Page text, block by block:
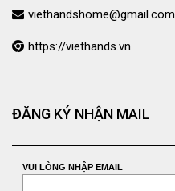
viethandshome@gmail.com
https://viethands.vn
ĐĂNG KÝ NHẬN MAIL
VUI LÒNG NHẬP EMAIL